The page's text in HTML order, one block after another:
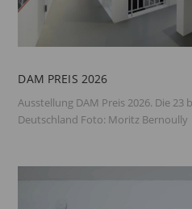
DAM PREIS 2026
Ausstellung DAM Preis 2026. Die
Deutschland Foto: Moritz Bernoully